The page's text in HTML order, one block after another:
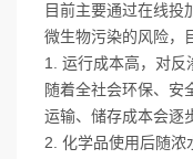
目前主要通过在线投
微生物污染的风险，
1. 运行成本高，对反
随着全社会环保、安
运输、储存成本会逐
2. 化学品使用后随浓